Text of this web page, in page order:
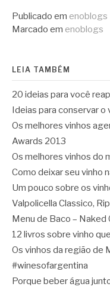
Publicado em enoblogs
Marcado em enoblogs
LEIA TAMBÉM
20 ideias para você
Ideias para conservar
Os melhores vinhos
Awards 2013
Os melhores vinhos do
Como deixar seu vinho
Um pouco sobre os
Valpolicella Classico,
Menu de Baco –
12 livros sobre vinho
Os vinhos da região de
#winesofargentina
Porque beber água